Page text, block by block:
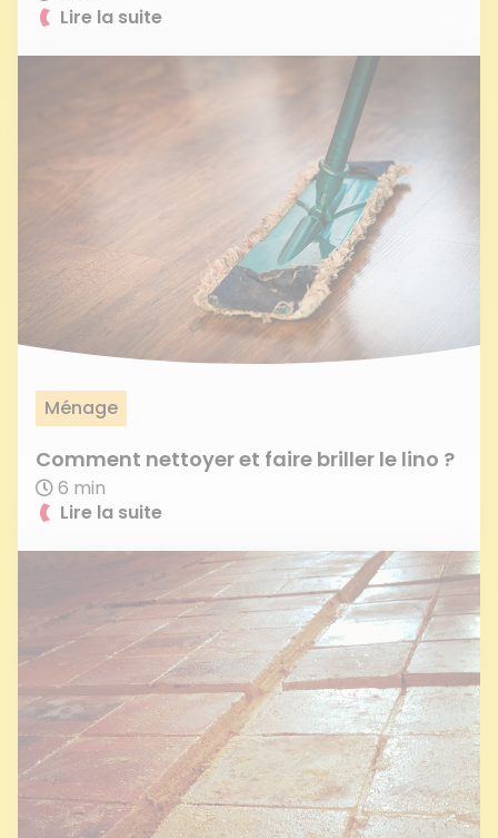
Lire la suite
Ménage
Comment nettoyer et faire briller le lino ?
6 min
Lire la suite